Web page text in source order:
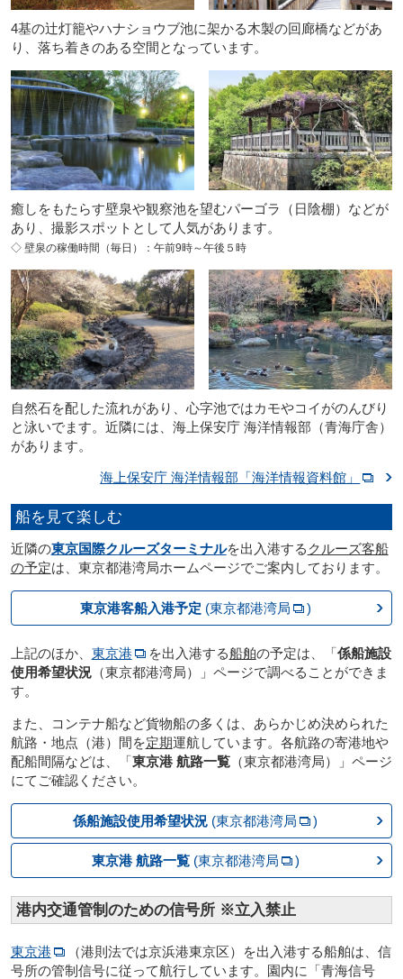
4基の辻灯籠やハナショウブ池に架かる木製の回廊橋などがあ
り、落ち着きのある空間となっています。
癒しをもたらす壁泉や観察池を望むパーゴラ（日陰棚）などが
あり、撮影スポットとして人気があります。
◇ 壁泉の稼働時間（毎日）：午前9時～午後５時
自然石を配した流れがあり、心字池ではカモやコイがのんびり
と泳いでます。近隣には、海上保安庁 海洋情報部（青海庁舎）
があります。
海上保安庁 海洋情報部「海洋情報資料館」
船を見て楽しむ
近隣の東京国際クルーズターミナルを出入港する クルーズ客船
の予定は、東京都港湾局ホームページでご案内しております。
東京港客船入港予定 (東京都港湾局 )
上記のほか、 東京港 を出入港する船舶の予定は、「係船施設
使用希望状況（東京都港湾局）」ページで調べることができま
す。
また、コンテナ船など貨物船の多くは、あらかじめ決められた
航路・地点（港）間を定期運航しています。各航路の寄港地や
配船間隔などは、「東京港 航路一覧（東京都港湾局）」ページ
にてご確認ください。
係船施設使用希望状況 (東京都港湾局 )
東京港 航路一覧(東京都港湾局 )
港内交通管制のための信号所 ※立入禁止
東京港
（港則法では京浜港東京区）を出入港する船舶は、信
号所の管制信号に従って航行しています。園内に「青海信号